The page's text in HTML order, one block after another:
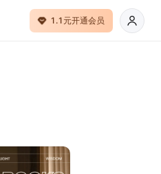
1.1元开通会员